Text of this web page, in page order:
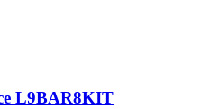
L9BAR8KIT